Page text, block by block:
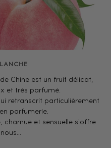
Chine est un fruit délicat,
et très parfumé.
retranscrit particulièrement
parfumerie.
charnue et sensuelle s'offre